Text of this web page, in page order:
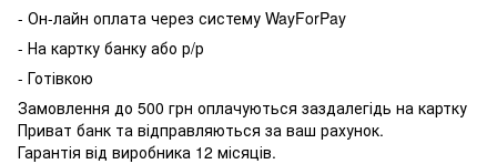
- Он-лайн оплата через систему WayForPay
- На картку банку або р/р
- Готівкою
Замовлення до 500 грн оплачуються заздалегідь на картку
Приват банк та відправляються за ваш рахунок.
Гарантія від виробника 12 місяців.